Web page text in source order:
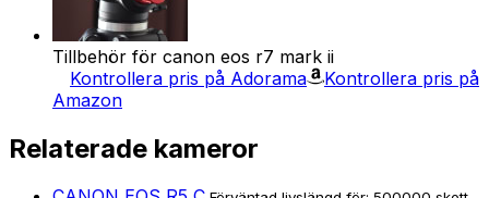
Tillbehör för canon eos r7 mark ii
Kontrollera pris på Adorama
Kontrollera pris på
Amazon
Relaterade kameror